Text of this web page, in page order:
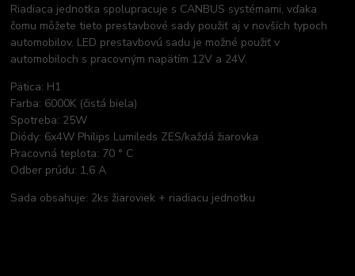
Riadiaca jednotka spolupracuje s CANBUS systémami, vďaka
čomu môžete tieto prestavbové sady použiť aj v novších typoch
automobilov. LED prestavbovú sadu je možné použiť v
automobiloch s pracovným napätím 12V a 24V.
Pätica: H1
Farba: 6000K (čistá biela)
Spotreba: 25W
Diódy: 6x4W Philips Lumileds ZES/každá žiarovka
Pracovná teplota: 70 ° C
Odber prúdu: 1,6 A
Sada obsahuje: 2ks žiaroviek + riadiacu jednotku